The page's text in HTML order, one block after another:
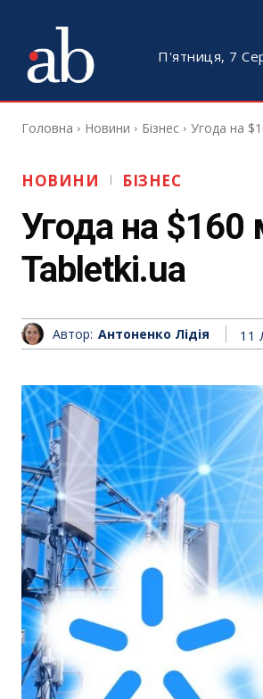
П'ятниця, 7
Головна Новини Бізнес Угода на
НОВИНИ БІЗНЕС
Угода на $160
Tabletki.ua
Автор: Антоненко Лідія 11